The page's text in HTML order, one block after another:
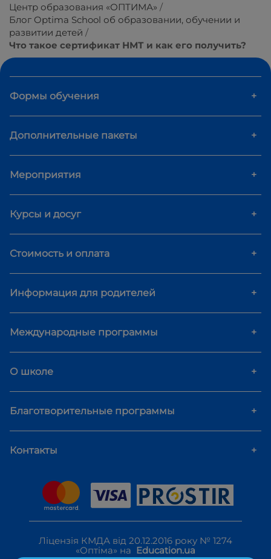
Центр образования «ОПТИМА»
Блог Optima School об образовании, обучении и
развитии детей
Что такое сертификат НМТ и как его получить?
Формы обучения +
Дополнительные пакеты +
Мероприятия +
Курсы и досуг +
Стоимость и оплата +
Информация для родителей +
Международные программы +
О школе +
Благотворительные программы +
Контакты +
Ліцензія КМДА від 20.12.2016 року № 1274
«Оптіма» на Education.ua